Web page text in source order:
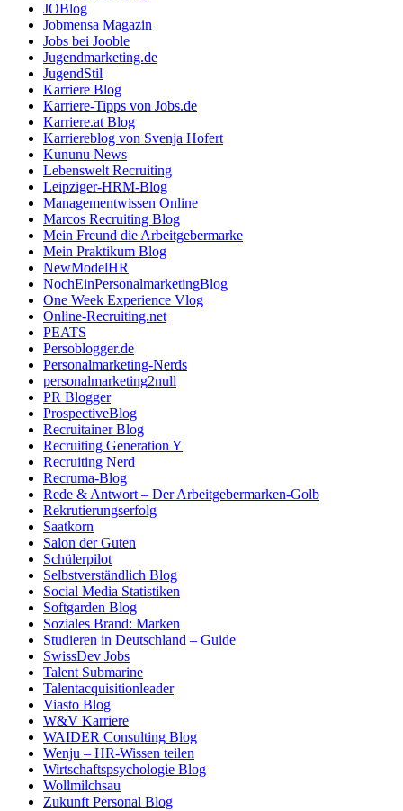
JOBlog
Jobmensa Magazin
Jobs bei Jooble
Jugendmarketing.de
JugendStil
Karriere Blog
Karriere-Tipps von Jobs.de
Karriere.at Blog
Karriereblog von Svenja Hofert
Kununu News
Lebenswelt Recruiting
Leipziger-HRM-Blog
Managementwissen Online
Marcos Recruiting Blog
Mein Freund die Arbeitgebermarke
Mein Praktikum Blog
NewModelHR
NochEinPersonalmarketingBlog
One Week Experience Vlog
Online-Recruiting.net
PEATS
Persoblogger.de
Personalmarketing-Nerds
personalmarketing2null
PR Blogger
ProspectiveBlog
Recruitainer Blog
Recruiting Generation Y
Recruiting Nerd
Recruma-Blog
Rede & Antwort – Der Arbeitgebermarken-Golb
Rekrutierungserfolg
Saatkorn
Salon der Guten
Schülerpilot
Selbstverständlich Blog
Social Media Statistiken
Softgarden Blog
Soziales Brand: Marken
Studieren in Deutschland – Guide
SwissDev Jobs
Talent Submarine
Talentacquisitionleader
Viasto Blog
W&V Karriere
WAIDER Consulting Blog
Wenju – HR-Wissen teilen
Wirtschaftspsychologie Blog
Wollmilchsau
Zukunft Personal Blog